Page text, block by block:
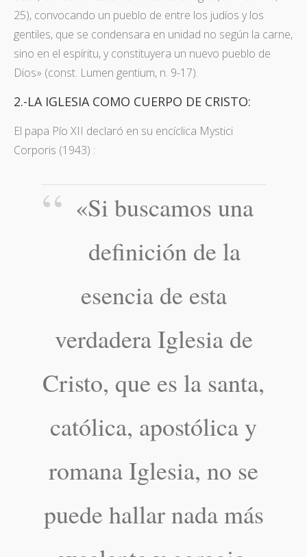
25), convocando un pueblo de entre los judíos y los
gentiles, que se condensara en unidad no según la carne,
sino en el espíritu, y constituyera un nuevo pueblo de
Dios» (const. Lumen gentium, n. 9-17).
2.-LA IGLESIA COMO CUERPO DE CRISTO:
El papa Pío XII declaró en su encíclica Mystici
Corporis (1943) :
«Si buscamos una
definición de la
esencia de esta
verdadera Iglesia de
Cristo, que es la santa,
católica, apostólica y
romana Iglesia, no se
puede hallar nada más